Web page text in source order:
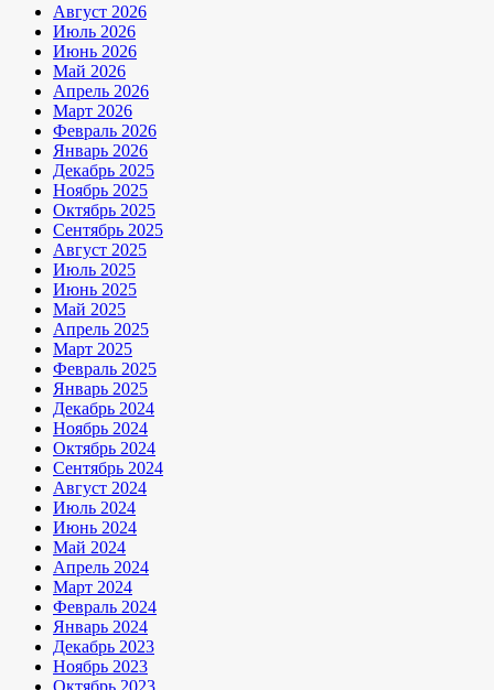
Август 2026
Июль 2026
Июнь 2026
Май 2026
Апрель 2026
Март 2026
Февраль 2026
Январь 2026
Декабрь 2025
Ноябрь 2025
Октябрь 2025
Сентябрь 2025
Август 2025
Июль 2025
Июнь 2025
Май 2025
Апрель 2025
Март 2025
Февраль 2025
Январь 2025
Декабрь 2024
Ноябрь 2024
Октябрь 2024
Сентябрь 2024
Август 2024
Июль 2024
Июнь 2024
Май 2024
Апрель 2024
Март 2024
Февраль 2024
Январь 2024
Декабрь 2023
Ноябрь 2023
Октябрь 2023